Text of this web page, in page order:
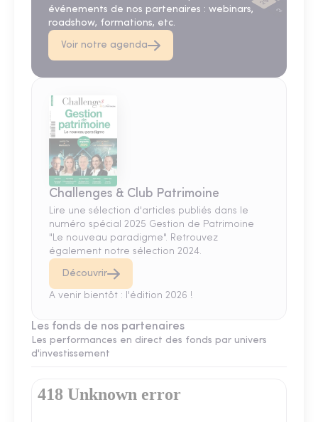
événements de nos partenaires : webinars,
roadshow, formations, etc.
Voir notre agenda
Challenges & Club Patrimoine
Lire une sélection d'articles publiés dans le
numéro spécial 2025 Gestion de Patrimoine
"Le nouveau paradigme". Retrouvez
également notre sélection 2024.
Découvrir
A venir bientôt : l'édition 2026 !
Les fonds de nos partenaires
Les performances en direct des fonds par univers
d'investissement